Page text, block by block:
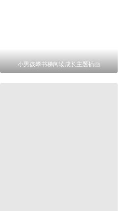
小男孩攀书梯阅读成长主题插画